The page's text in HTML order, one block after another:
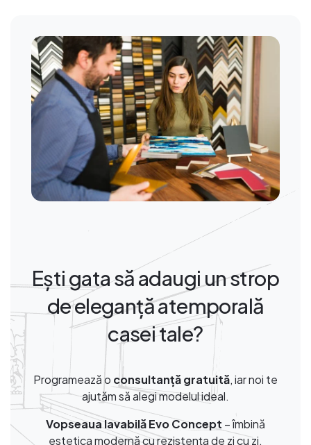
Ești gata să adaugi un strop
de eleganță atemporală
casei tale?
Programează o consultanță gratuită, iar noi te
ajutăm să alegi modelul ideal.
Vopseaua lavabilă Evo Concept – îmbină
estetica modernă cu rezistența de zi cu zi.